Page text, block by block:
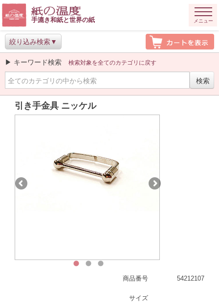
手漉き和紙と世界の紙 メニュー
絞り込み検索
▶ キーワード検索 検索対象を全てのカテゴリに戻す
引き手金具 ニッケル
1 2 3
54212107
商品番号
サイズ